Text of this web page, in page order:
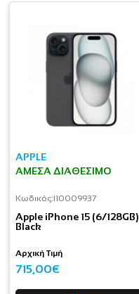
APPLE
ΆΜΕΣΑ ΔΙΑΘΈΣΙΜΟ
Κωδικός:I10009937
Apple iPhone 15 (6/128GB)
Black
Αρχική Τιμή
715,00€